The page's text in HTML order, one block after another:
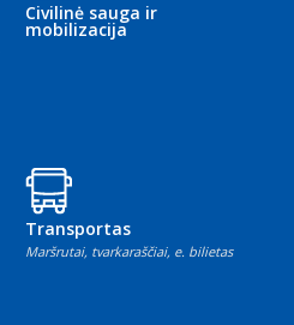
Civilinė sauga ir
mobilizacija
Transportas
Maršrutai, tvarkaraščiai, e. bilietas